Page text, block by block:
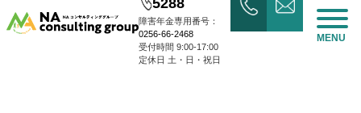
障害年金専用番号：
0256-66-2468
受付時間 9:00-17:00
定休日 土・日・祝日
MENU